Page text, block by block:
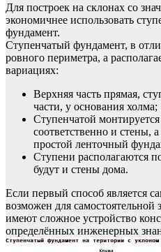
Для построек на склонах со
экономичнее использовать
фундамент.
Ступенчатый фундамент, в
ровного периметра, а
вариациях:
Верхняя часть прямая,
части, у основания холма;
Ступенчатой монтируется
соответственно и стены,
простой ленточный
Ступени располагаются
будут и стены дома.
Если первый способ является
возможен для самостоятельной
имеют сложное устройство
определённых инженерных